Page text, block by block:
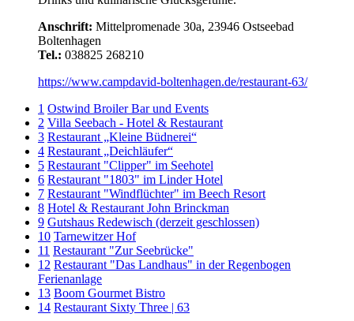
Anschrift: Mittelpromenade 30a, 23946 Ostseebad
Boltenhagen
Tel.: 038825 268210
https://www.campdavid-boltenhagen.de/restaurant-63/
1 Ostwind Broiler Bar und Events
2 Villa Seebach - Hotel & Restaurant
3 Restaurant „Kleine Büdnerei“
4 Restaurant „Deichläufer“
5 Restaurant "Clipper" im Seehotel
6 Restaurant "1803" im Linder Hotel
7 Restaurant "Windflüchter" im Beech Resort
8 Hotel & Restaurant John Brinckman
9 Gutshaus Redewisch (derzeit geschlossen)
10 Tarnewitzer Hof
11 Restaurant "Zur Seebrücke"
12 Restaurant "Das Landhaus" in der Regenbogen
Ferienanlage
13 Boom Gourmet Bistro
14 Restaurant Sixty Three | 63